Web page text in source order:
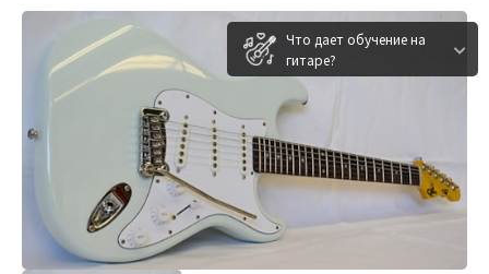
Что дает обучение на
гитаре?